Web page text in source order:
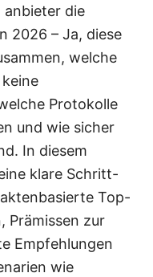
die
2026 – Ja, diese
welche
Protokolle
und wie sicher
In diesem
klare Schritt-
Top-
Prämissen zur
Empfehlungen
wie